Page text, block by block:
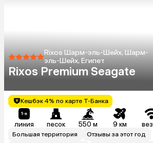
Rixos Шарм-эль-Шейх, Шарм-
эль-Шейх, Египет
Rixos Premium Seagate
Кешбэк 4% по карте Т-Банка
линия песок 550 м 9 км
Большая территория
Отзывы за этот год